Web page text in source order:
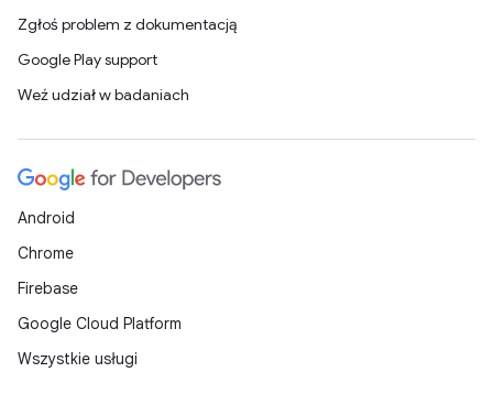
Zgłoś problem z dokumentacją
Google Play support
Weź udział w badaniach
Android
Chrome
Firebase
Google Cloud Platform
Wszystkie usługi